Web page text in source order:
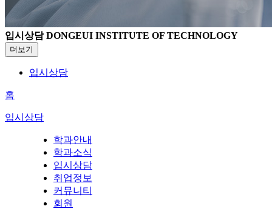
입시상담DONGEUI INSTITUTE OF TECHNOLOGY
더보기
입시상담
홈
입시상담
학과안내
학과소식
입시상담
취업정보
커뮤니티
회원